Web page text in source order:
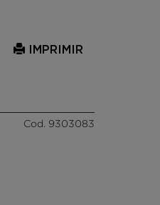
IMPRIMIR
Cod. 9303083